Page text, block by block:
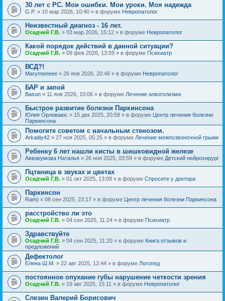
30 лет с РС. Мои ошибки. Мои уроки. Моя надежда
G.P. » 10 мар 2026, 10:40 » в форуме Невропатолог
Неизвестный диагноз - 16 лет.
Осадчий Г.В. » 03 мар 2026, 15:12 » в форуме Невропатолог
Какой порядок действий в данной ситуации?
Осадчий Г.В. » 09 фев 2026, 13:59 » в форуме Психиатр
ВСД?!
Marymeeeee » 26 янв 2026, 20:46 » в форуме Невропатолог
БАР и запой
Basun » 11 янв 2026, 10:06 » в форуме Лечение алкоголизма
Быстрое развитие болезни Паркинсона
Юлия Орловаюс » 15 дек 2025, 20:58 » в форуме Центр лечения болезни
Паркинсона
Помогите советом с начальным стенозом.
Arkadiy42 » 27 ноя 2025, 05:25 » в форуме Лечение межпозвоночной грыжи
Ребенку 6 лет нашли кисты в шишковидной железе
Аввакумова Наталья » 26 ноя 2025, 03:59 » в форуме Детский нейрохирург
Пцтаница в звуках и цветах
Осадчий Г.В. » 01 окт 2025, 13:09 » в форуме Спросите у доктора
Паркинсон
Ram) » 08 сен 2025, 23:17 » в форуме Центр лечения болезни Паркинсона
расстройство ли это
Осадчий Г.В. » 04 сен 2025, 11:24 » в форуме Психиатр
Здравствуйте
Осадчий Г.В. » 04 сен 2025, 11:20 » в форуме Книга отзывов и
предложений
Дефектолог
Елена Ш.М. » 22 авг 2025, 12:44 » в форуме Логопед
постоянное опухание губы нарушение четкости зрения
Осадчий Г.В. » 19 авг 2025, 15:11 » в форуме Невропатолог
Слезин Валерий Борисович